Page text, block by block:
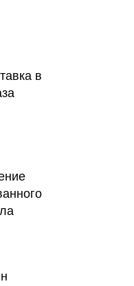
в